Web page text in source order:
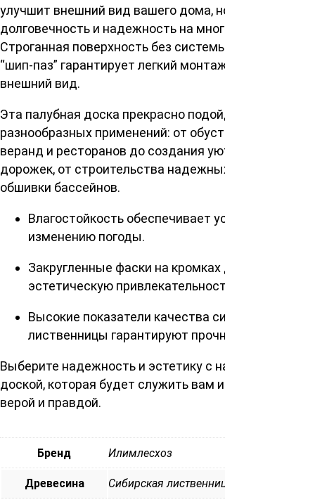
улучшит внешний вид вашего дома, но и обеспечит
долговечность и надежность на многие годы.
Строганная поверхность без системы соединения
“шип-паз” гарантирует легкий монтаж и приятный
внешний вид.
Эта палубная доска прекрасно подойдет для
разнообразных применений: от обустройства
веранд и ресторанов до создания уютных садовых
дорожек, от строительства надежных мостов до
обшивки бассейнов.
Влагостойкость обеспечивает устойчивость к
изменению погоды.
Закругленные фаски на кромках добавляют
эстетическую привлекательность.
Высокие показатели качества сибирской
лиственницы гарантируют прочность.
Выберите надежность и эстетику с нашей палубной
доской, которая будет служить вам и вашему дому
верой и правдой.
Бренд Илимлесхоз
Древесина Сибирская лиственница